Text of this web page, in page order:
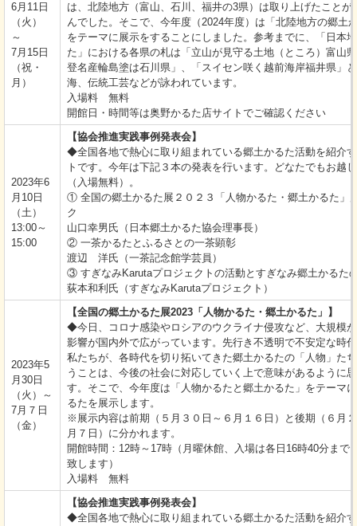
6月11日
（火）
～
7月15日
（祝・
月）
は、北陸地方（富山、石川、福井の3県）は取り上げたことが
んでした。そこで、今年度（2024年度）は「北陸地方の郷土
をテーマに展示をすることにしました。参考までに、「日本
た」における各県の札は「立山が見守る土地（ところ）富山
登名産輪島塗は石川県」、「スイセン咲く越前海岸福井県」
海、伝統工芸などが詠われています。
入場料 無料
開館日・時間等は奥野かるた店サイトでご確認ください
2023年6
月10日
（土）
13:00～
15:00
【協会推進実践事例発表会】
◆全国各地で熱心に取り組まれている郷土かるた活動を紹介
トです。今年は下記３本の発表を行います。どなたでもお越
（入場無料）。
① 全国の郷土かるた展２０２３「人物かるた・郷土かるた」
ク
山口幸男氏（日本郷土かるた協会理事長）
② 一茶かるたとふるさとの一茶顕彰
渡辺 洋氏（一茶記念館学芸員）
③ すぎなみKarutaプロジェクトの活動とすぎなみ郷土かるた
荻本和利氏（すぎなみKarutaプロジェクト）
2023年5
月30日
（火）～
7月７日
（金）
【全国の郷土かるた展2023「人物かるた・郷土かるた」】
◆今日、コロナ感染やロシアのウクライナ侵攻など、大規模
影響が国内外で広がっています。先行き不透明で不安定な時
私たちが、各時代を切り拓いてきた郷土かるたの「人物」た
うことは、今後の社会に対応していく上で意味があるように
す。そこで、今年度は「人物かるたと郷土かるた」をテーマ
るたを展示します。
※展示内容は前期（５月３０日～６月１６日）と後期（６月
月７日）に分かれます。
開館時間：12時～17時（月曜休館、入場は各日16時40分まで
致します）
入場料 無料
【協会推進実践事例発表会】
◆全国各地で熱心に取り組まれている郷土かるた活動を紹介